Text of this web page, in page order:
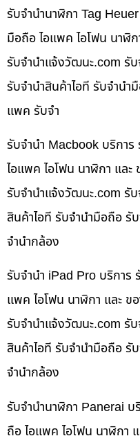
รับจำนำนาฬิกา Tag
มือถือ ไอแพค ไอโฟน นาฬิ
รับจํานําแจ้งวัฒนะ.com รั
รับจำนำสินค้าไอที รับจำนำ
แพค รับจำ
รับจำนำ Macbook บริการ
ไอแพค ไอโฟน นาฬิกา แล
รับจํานําแจ้งวัฒนะ.com รั
สินค้าไอที รับจำนำมือถือ รั
จำนำกล้อง
รับจำนำ iPad Pro บริการ
แพค ไอโฟน นาฬิกา และ ข
รับจํานําแจ้งวัฒนะ.com รั
สินค้าไอที รับจำนำมือถือ รั
จำนำกล้อง
รับจำนำนาฬิกา Panerai บ
ถือ ไอแพค ไอโฟน นาฬิกา